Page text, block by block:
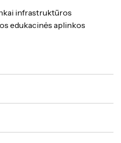
infrastruktūros
edukacinės aplinkos